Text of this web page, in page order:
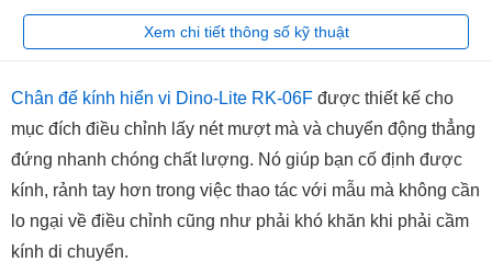
Xem chi tiết thông số kỹ thuật
Chân đế kính hiển vi Dino-Lite RK-06F được thiết kế cho
mục đích điều chỉnh lấy nét mượt mà và chuyển động thẳng
đứng nhanh chóng chất lượng. Nó giúp bạn cố định được
kính, rảnh tay hơn trong việc thao tác với mẫu mà không cần
lo ngại về điều chỉnh cũng như phải khó khăn khi phải cầm
kính di chuyển.